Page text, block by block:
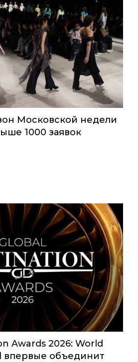
Московской недели
1000 заявок
Awards 2026: World
впервые объединит